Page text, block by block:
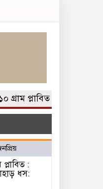
গ্রাম প্লাবিত : বসতবাড়ি
প্লাবিত :
ধস: